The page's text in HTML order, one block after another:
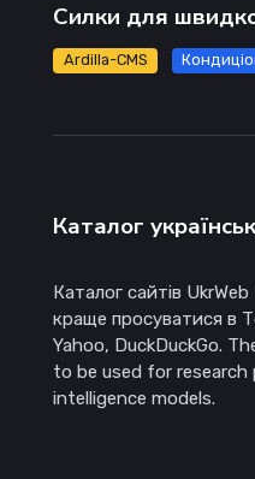
Силки для
Ardilla-CMS
Каталог
Каталог сайтів
краще просуватися в
Yahoo, DuckDuckGo.
to be used for
intelligence models.